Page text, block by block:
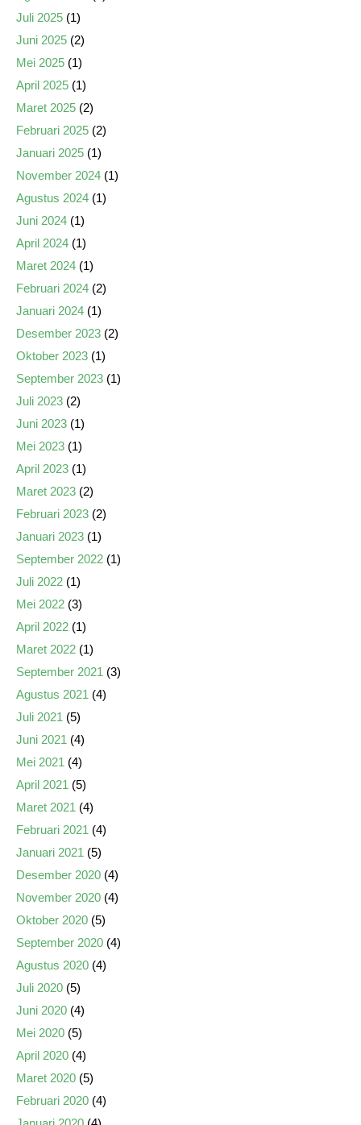
Juli 2025 (1)
Juni 2025 (2)
Mei 2025 (1)
April 2025 (1)
Maret 2025 (2)
Februari 2025 (2)
Januari 2025 (1)
November 2024 (1)
Agustus 2024 (1)
Juni 2024 (1)
April 2024 (1)
Maret 2024 (1)
Februari 2024 (2)
Januari 2024 (1)
Desember 2023 (2)
Oktober 2023 (1)
September 2023 (1)
Juli 2023 (2)
Juni 2023 (1)
Mei 2023 (1)
April 2023 (1)
Maret 2023 (2)
Februari 2023 (2)
Januari 2023 (1)
September 2022 (1)
Juli 2022 (1)
Mei 2022 (3)
April 2022 (1)
Maret 2022 (1)
September 2021 (3)
Agustus 2021 (4)
Juli 2021 (5)
Juni 2021 (4)
Mei 2021 (4)
April 2021 (5)
Maret 2021 (4)
Februari 2021 (4)
Januari 2021 (5)
Desember 2020 (4)
November 2020 (4)
Oktober 2020 (5)
September 2020 (4)
Agustus 2020 (4)
Juli 2020 (5)
Juni 2020 (4)
Mei 2020 (5)
April 2020 (4)
Maret 2020 (5)
Februari 2020 (4)